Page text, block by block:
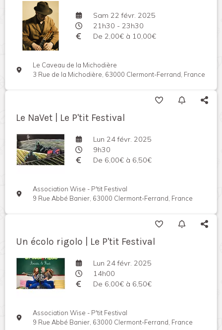
Sam 22 févr. 2025
21h30 - 23h30
De 2,00€ à 10,00€
Le Caveau de la Michodière
3 Rue de la Michodière, 63000 Clermont-Ferrand, France
Le NaVet | Le P'tit Festival
Lun 24 févr. 2025
9h30
De 6,00€ à 6,50€
Association Wise - P'tit Festival
9 Rue Abbé Banier, 63000 Clermont-Ferrand, France
Un écolo rigolo | Le P'tit Festival
Lun 24 févr. 2025
14h00
De 6,00€ à 6,50€
Association Wise - P'tit Festival
9 Rue Abbé Banier, 63000 Clermont-Ferrand, France